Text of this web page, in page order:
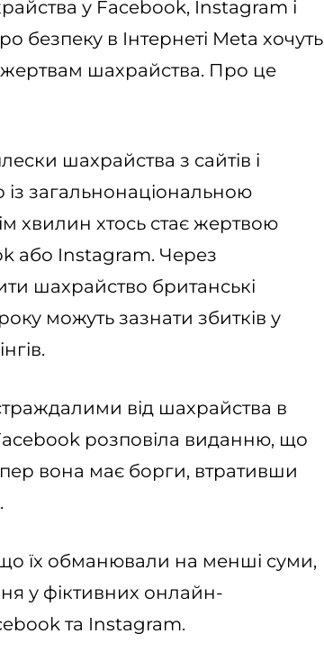
у Facebook, Instagram і
безпеку в Інтернеті Meta хочуть
жертвам шахрайства. Про це
шахрайства з сайтів і
із загальнонаціональною
хвилин хтось стає жертвою
або Instagram. Через
шахрайство британські
можуть зазнати збитків у
від шахрайства в
розповіла виданню, що
вона має борги, втративши
їх обманювали на менші суми,
у фіктивних онлайн-
та Instagram.